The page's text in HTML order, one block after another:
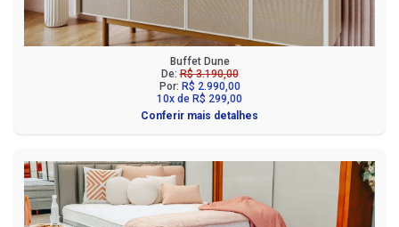
Buffet Dune
De:R$ 3.190,00
Por: R$ 2.990,00
10x de R$ 299,00
Conferir mais detalhes